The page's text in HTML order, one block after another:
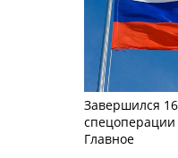
Завершился
Главное